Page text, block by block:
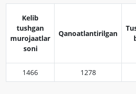
Kelib
tushgan
murojaatlar
soni
Qanoatlantirilgan
1466
1278